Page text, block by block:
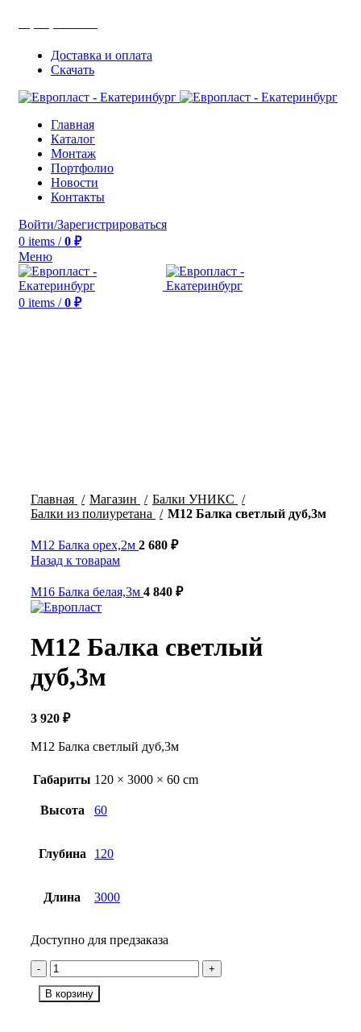
Доставка и оплата
Скачать
Главная
Каталог
Монтаж
Портфолио
Новости
Контакты
Войти/Зарегистрироваться
0 items / 0 ₽
Меню
0 items / 0 ₽
Главная
Магазин
Балки УНИКС
Балки из полиуретана
М12 Балка светлый дуб,3м
М12 Балка орех,2м 2 680 ₽
Назад к товарам
М16 Балка белая,3м 4 840 ₽
М12 Балка светлый
дуб,3м
3 920 ₽
М12 Балка светлый дуб,3м
Габариты 120 × 3000 × 60 cm
Высота 60
Глубина 120
Длина 3000
Доступно для предзаказа
Количество М12 Балка светлый дуб,3м
В корзину